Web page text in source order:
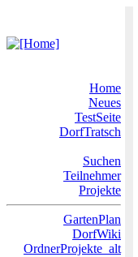
Home
Neues
TestSeite
DorfTratsch
Suchen
Teilnehmer
Projekte
GartenPlan
DorfWiki
OrdnerProjekte_alt